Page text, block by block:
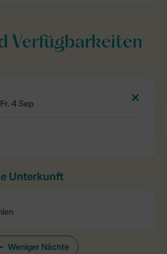
Verfügbarkeiten
Unterkunft
Weniger Nächte